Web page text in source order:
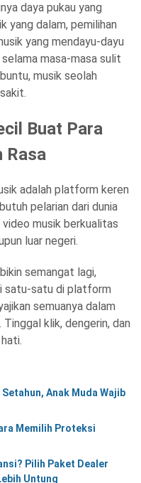
daya pukau yang
yang dalam, pemilihan
yang mendayu-dayu
masa-masa sulit
musik seolah
Buat Para
Rasa
adalah platform keren
pelarian dari dunia
video musik berkualitas
luar negeri.
semangat lagi,
satu-satu di platform
semuanya dalam
klik, dengerin, dan
Anak Muda Wajib
Memilih Proteksi
Pilih Paket Dealer
Untung